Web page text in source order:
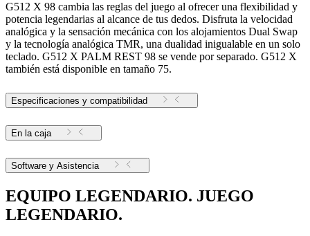
G512 X 98 cambia las reglas del juego al ofrecer una flexibilidad y
potencia legendarias al alcance de tus dedos. Disfruta la velocidad
analógica y la sensación mecánica con los alojamientos Dual Swap
y la tecnología analógica TMR, una dualidad inigualable en un solo
teclado. G512 X PALM REST 98 se vende por separado. G512 X
también está disponible en tamaño 75.
Especificaciones y compatibilidad
En la caja
Software y Asistencia
EQUIPO LEGENDARIO. JUEGO
LEGENDARIO.